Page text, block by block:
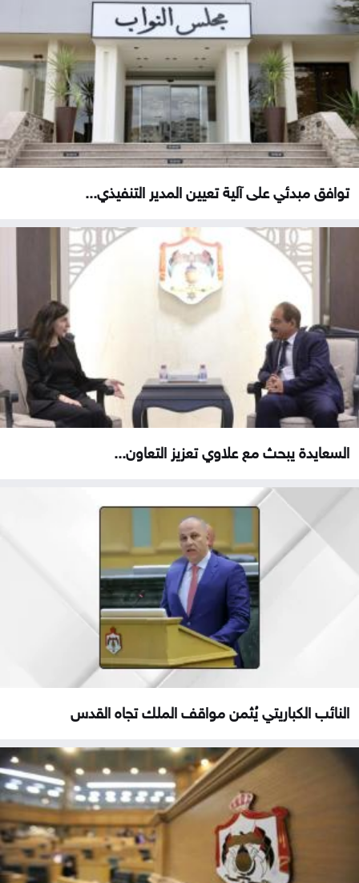
توافق مبدئي على آلية تعيين المدير التنفيذي...
السعايدة يبحث مع علاوي تعزيز التعاون...
النائب الكباريتي يُثمن مواقف الملك تجاه القدس